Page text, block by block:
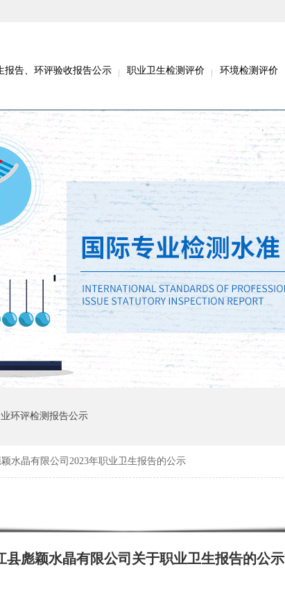
报告、环评验收报告公示 职业卫生检测评价 环境检测评价
环评检测报告公示
水晶有限公司2023年职业卫生报告的公示
县彪颖水晶有限公司关于职业卫生报告的公示